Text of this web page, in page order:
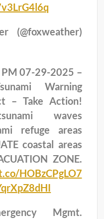
(@foxweather)
07-29-2025 –
Warning
– Take Action!
waves
refuge areas
coastal areas
ZONE.
HOBzCPgLO7
Mgmt.